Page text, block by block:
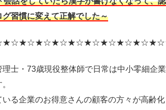
習慣に変えて正解でした～
士・73歳現役整体師で日常は中小零細企
いる企業のお得意さんの顧客の方々が高齢